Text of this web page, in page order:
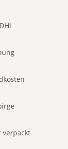
verpackt